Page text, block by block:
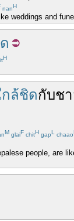
nanH
weddings and
H
กล้ชิดกับช
M glaiF chitH gapL chaao
people, are